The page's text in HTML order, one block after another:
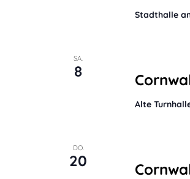
Stadthalle
SA.
8
Alte
DO.
20